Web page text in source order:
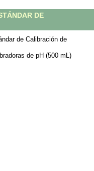
DE
de Calibración de
de pH (500 mL)